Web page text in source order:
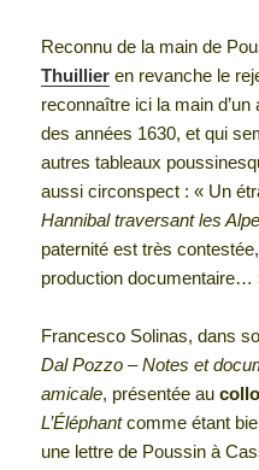
Reconnu de la main de
Thuillier en revanche le
reconnaître ici la main
des années 1630, et qui
autres tableaux
aussi circonspect : « Un
Hannibal traversant les
paternité est très
production documentaire…
Francesco Solinas, dans
Dal Pozzo – Notes et
amicale, présentée au
L’Éléphantcomme étant
une lettre de Poussin à